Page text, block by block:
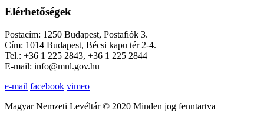
Elérhetőségek
Postacím: 1250 Budapest, Postafiók 3.
Cím: 1014 Budapest, Bécsi kapu tér 2-4.
Tel.: +36 1 225 2843, +36 1 225 2844
E-mail: info@mnl.gov.hu
e-mail facebook vimeo
Magyar Nemzeti Levéltár © 2020 Minden jog fenntartva